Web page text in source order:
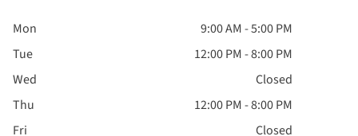
Mon
9:00 AM - 5:00 PM
Tue
12:00 PM - 8:00 PM
Wed
Closed
Thu
12:00 PM - 8:00 PM
Fri
Closed